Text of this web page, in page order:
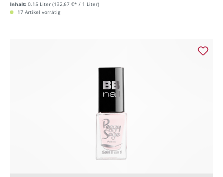
Inhalt: 0.15 Liter (132,67 €* / 1 Liter)
17 Artikel vorrätig